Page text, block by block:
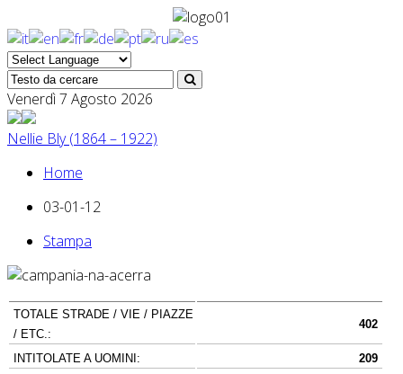
Venerdì 7 Agosto 2026
Nellie Bly (1864 – 1922)
Home
03-01-12
Stampa
TOTALE STRADE / VIE / PIAZZE
/ ETC.:
402
INTITOLATE A UOMINI:
209